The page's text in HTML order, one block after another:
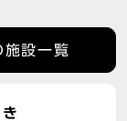
施設一覧